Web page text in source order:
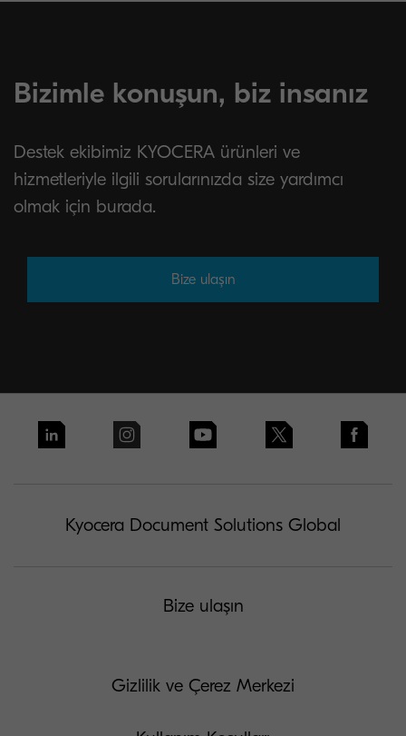
Bizimle konuşun, biz insanız
Destek ekibimiz KYOCERA ürünleri ve
hizmetleriyle ilgili sorularınızda size yardımcı
olmak için burada.
Bize ulaşın
Kyocera Document Solutions Global
Bize ulaşın
Gizlilik ve Çerez Merkezi